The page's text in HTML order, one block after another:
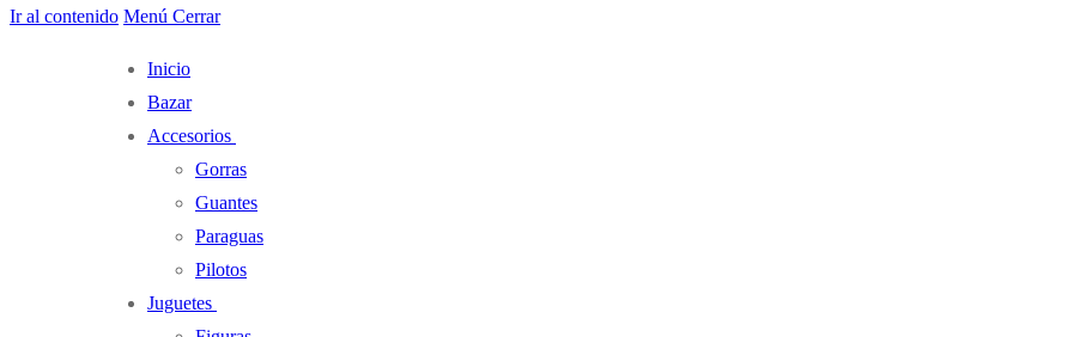
Ir al contenido Menú Cerrar
Inicio
Bazar
Accesorios
Gorras
Guantes
Paraguas
Pilotos
Juguetes